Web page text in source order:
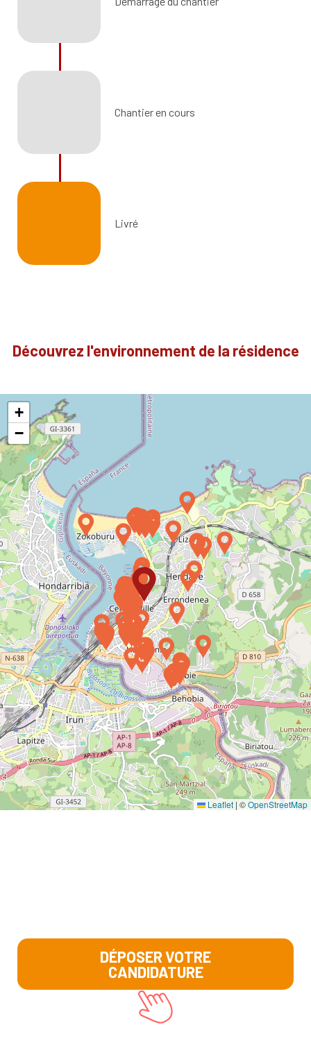
Chantier en cours
Livré
Découvrez l'environnement de la résidence
+
−
Leaflet | ©OpenStreetMap
DÉPOSER VOTRE
CANDIDATURE